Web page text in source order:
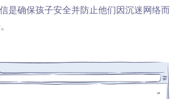
是确保孩子安全并防止他们因沉迷网络而